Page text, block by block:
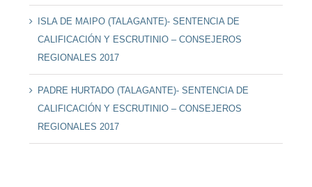
ISLA DE MAIPO (TALAGANTE)- SENTENCIA DE
CALIFICACIÓN Y ESCRUTINIO – CONSEJEROS
REGIONALES 2017
PADRE HURTADO (TALAGANTE)- SENTENCIA DE
CALIFICACIÓN Y ESCRUTINIO – CONSEJEROS
REGIONALES 2017